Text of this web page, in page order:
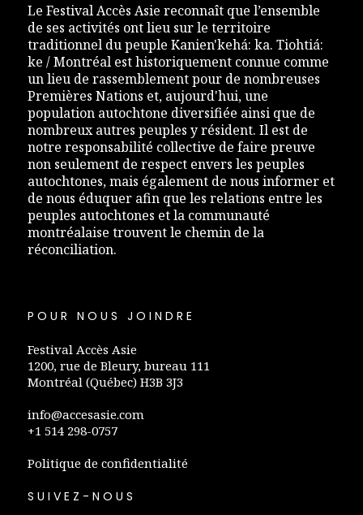
Le Festival Accès Asie reconnaît que l’ensemble
de ses activités ont lieu sur le territoire
traditionnel du peuple Kanien'kehá: ka. Tiohtiá:
ke / Montréal est historiquement connue comme
un lieu de rassemblement pour de nombreuses
Premières Nations et, aujourd'hui, une
population autochtone diversifiée ainsi que de
nombreux autres peuples y résident. Il est de
notre responsabilité collective de faire preuve
non seulement de respect envers les peuples
autochtones, mais également de nous informer et
de nous éduquer afin que les relations entre les
peuples autochtones et la communauté
montréalaise trouvent le chemin de la
réconciliation.
POUR NOUS JOINDRE
Festival Accès Asie
1200, rue de Bleury, bureau 111
Montréal (Québec) H3B 3J3
info@accesasie.com
+1 514 298-0757
Politique de confidentialité
SUIVEZ-NOUS